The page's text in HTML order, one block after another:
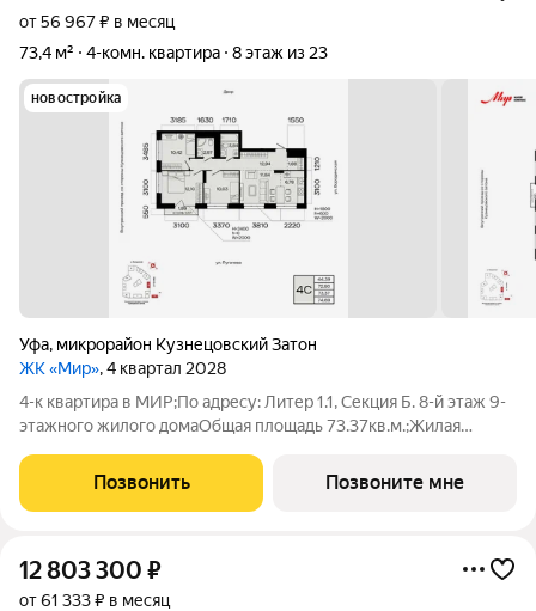
от 56 967 ₽ в месяц
73,4 м²
4-комн. квартира 8 этаж из 23
новостройка
Уфа, микрорайон Кузнецовский Затон
ЖК «Мир», 4 квартал 2028
4-к квартира в МИР;По адресу: Литер 1.1, Секция Б. 8-й этаж 9-
этажного жилого домаОбщая площадь 73.37кв.м.;Жилая
строительства: 4 квартал 2028 года.Квартира с свободной
планировкой,
Позвонить Позвоните мне
12 803 300 ₽
от 61 333 ₽ в месяц